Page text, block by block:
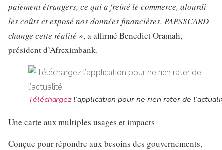
paiement étrangers, ce qui a freiné le commerce, alourdi
les coûts et exposé nos données financières. PAPSSCARD
change cette réalité », a affirmé Benedict Oramah,
président d’Afreximbank.
Téléchargezl’application pour ne rien rater de
Une carte aux multiples usages et impacts
Conçue pour répondre aux besoins des gouvernements,